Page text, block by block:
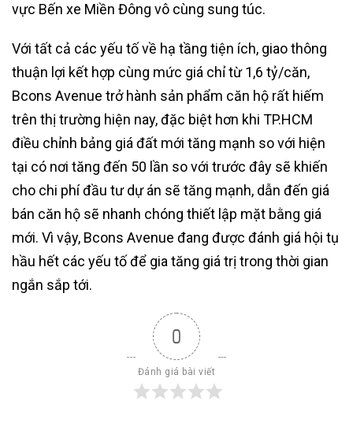
vực Bến xe Miền Đông vô cùng sung túc.
Với tất cả các yếu tố về hạ tầng tiện ích, giao thông
thuận lợi kết hợp cùng mức giá chỉ từ 1,6 tỷ/căn,
Bcons Avenue trở hành sản phẩm căn hộ rất hiếm
trên thị trường hiện nay, đặc biệt hơn khi TP.HCM
điều chỉnh bảng giá đất mới tăng mạnh so với hiện
tại có nơi tăng đến 50 lần so với trước đây sẽ khiến
cho chi phí đầu tư dự án sẽ tăng mạnh, dẫn đến giá
bán căn hộ sẽ nhanh chóng thiết lập mặt bằng giá
mới. Vì vậy, Bcons Avenue đang được đánh giá hội tụ
hầu hết các yếu tố để gia tăng giá trị trong thời gian
ngắn sắp tới.
0
Đánh giá bài viết